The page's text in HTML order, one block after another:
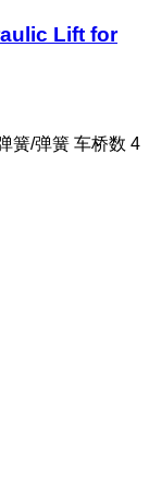
Lift for
簧/弹簧 车桥数 4